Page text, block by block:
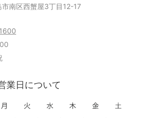
市南区西蟹屋3丁目12-17
業日について